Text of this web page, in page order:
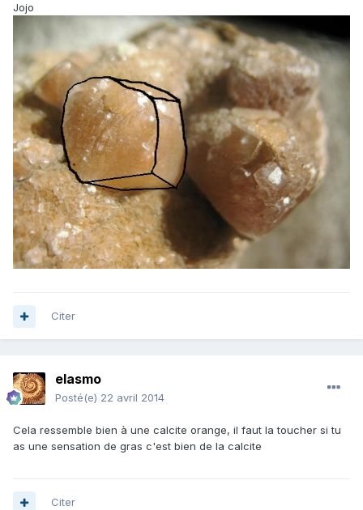
Jojo
Citer
elasmo
Posté(e) 22 avril 2014
Cela ressemble bien à une calcite orange, il faut la toucher si tu
as une sensation de gras c'est bien de la calcite
Citer